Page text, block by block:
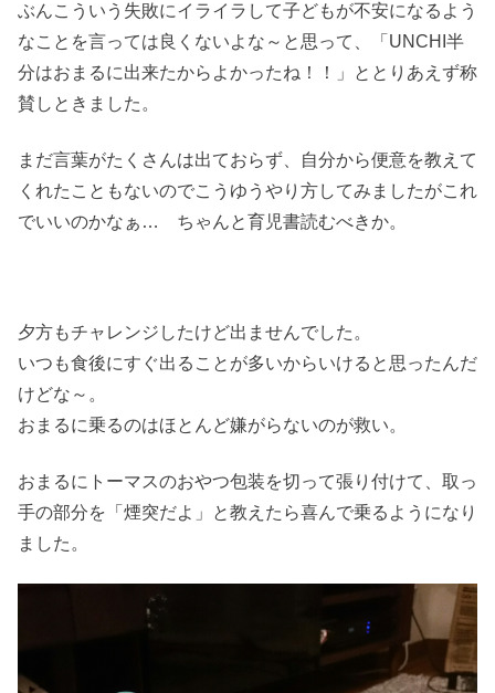
ぶんこういう失敗にイライラして子どもが不安になるよう
なことを言っては良くないよな～と思って、「UNCHI半
分はおまるに出来たからよかったね！！」ととりあえず称
賛しときました。
まだ言葉がたくさんは出ておらず、自分から便意を教えて
くれたこともないのでこうゆうやり方してみましたがこれ
でいいのかなぁ… ちゃんと育児書読むべきか。
夕方もチャレンジしたけど出ませんでした。
いつも食後にすぐ出ることが多いからいけると思ったんだ
けどな～。
おまるに乗るのはほとんど嫌がらないのが救い。
おまるにトーマスのおやつ包装を切って張り付けて、取っ
手の部分を「煙突だよ」と教えたら喜んで乗るようになり
ました。